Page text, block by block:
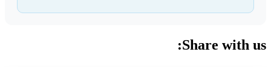
Share with us: